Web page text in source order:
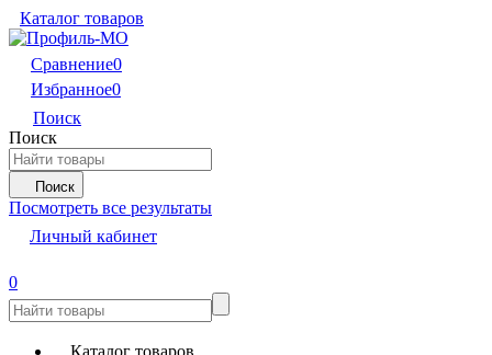
Каталог товаров
Сравнение0
Избранное0
Поиск
Поиск
Поиск
Посмотреть все результаты
Личный кабинет
0
Каталог товаров